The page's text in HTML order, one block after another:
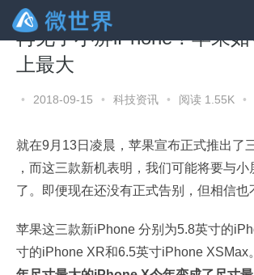
再见了小屏iPhone！苹果
上最大
• 2018-09-15 • 科技资讯 • 阅读 1.55K •
就在9月13日凌晨，苹果宣布正式推出了
，而这三款新机表明，我们可能将要与
了。即便现在还没有正式告别，但相信也
苹果这三款新iPhone 分别为5.8英寸的
寸的iPhone XR和6.5英寸iPhone XSMax